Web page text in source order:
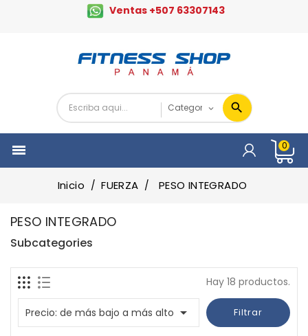
Ventas +507 63307143
 0
Inicio FUERZA PESO INTEGRADO
PESO INTEGRADO
Subcategories
Hay 18 productos.
Precio: de más bajo a más alto  Filtrar